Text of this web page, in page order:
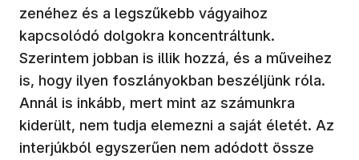
zenéhez és a legszűkebb vágyaihoz
kapcsolódó dolgokra koncentráltunk.
Szerintem jobban is illik hozzá, és a műveihez
is, hogy ilyen foszlányokban beszéljünk róla.
Annál is inkább, mert mint az számunkra
kiderült, nem tudja elemezni a saját életét. Az
interjúkból egyszerűen nem adódott össze